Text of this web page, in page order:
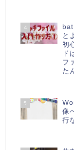
4
と
初
ド
フ
た
5
像
行